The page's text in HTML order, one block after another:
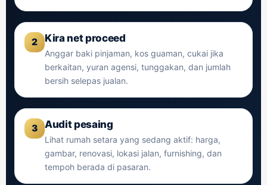
2 Kira net proceed
Anggar baki pinjaman, kos guaman, cukai jika
berkaitan, yuran agensi, tunggakan, dan jumlah
bersih selepas jualan.
3 Audit pesaing
Lihat rumah setara yang sedang aktif: harga,
gambar, renovasi, lokasi jalan, furnishing, dan
tempoh berada di pasaran.